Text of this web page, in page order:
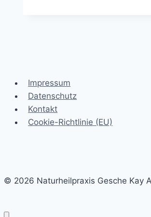
Impressum
Datenschutz
Kontakt
Cookie-Richtlinie (EU)
© 2026 Naturheilpraxis Gesche Kay